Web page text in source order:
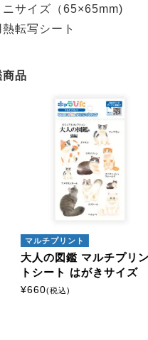
ニサイズ（65×65mm)
転写シート
商品
マルチプリント
大人の図鑑 マルチプリン
トシート はがきサイズ
¥660(税込)